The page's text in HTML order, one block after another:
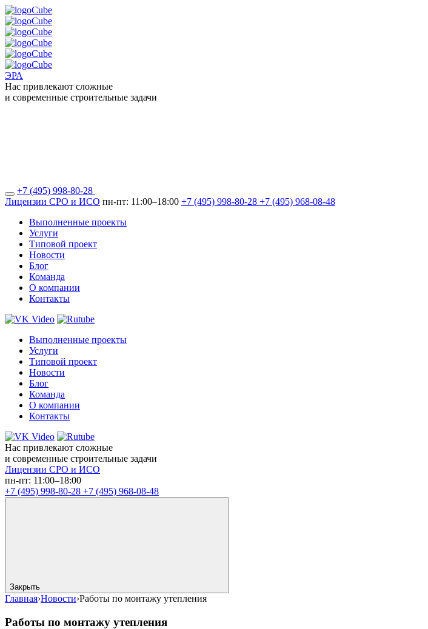
ЭРА
Нас привлекают сложные
и современные строительные задачи
+7 (495) 998-80-28
Лицензии СРО и ИСО пн-пт: 11:00–18:00 +7 (495) 998-80-28 +7 (495) 968-08-48
Выполненные проекты
Услуги
Типовой проект
Новости
Блог
Команда
О компании
Контакты
Выполненные проекты
Услуги
Типовой проект
Новости
Блог
Команда
О компании
Контакты
Нас привлекают сложные
и современные строительные задачи
Лицензии СРО и ИСО
пн-пт: 11:00–18:00
+7 (495) 998-80-28 +7 (495) 968-08-48
Закрыть
Главная›Новости›Работы по монтажу утепления
Работы по монтажу утепления